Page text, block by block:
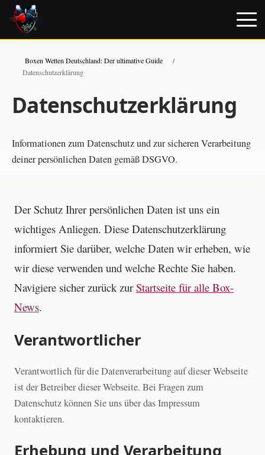
Boxen Wetten Deutschland: Der ultimative Guide
/
Datenschutzerklärung
Datenschutzerklärung
Informationen zum Datenschutz und zur sicheren Verarbeitung
deiner persönlichen Daten gemäß DSGVO.
Der Schutz Ihrer persönlichen Daten ist uns ein
wichtiges Anliegen. Diese Datenschutzerklärung
informiert Sie darüber, welche Daten wir erheben, wie
wir diese verwenden und welche Rechte Sie haben.
Navigiere sicher zurück zurStartseite für alle Box-
News.
Verantwortlicher
Verantwortlich für die Datenverarbeitung auf dieser Webseite
ist der Betreiber dieser Webseite. Bei Fragen zum
Datenschutz können Sie uns über das Impressum
kontaktieren.
Erhebung und Verarbeitung